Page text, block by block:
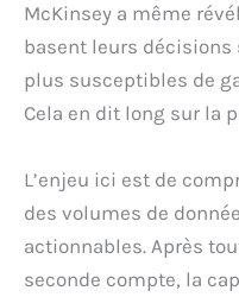
McKinsey a même
basent leurs décisions
plus susceptibles de
Cela en dit long sur la
L’enjeu ici est de
des volumes de
actionnables. Après
seconde compte, la